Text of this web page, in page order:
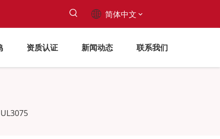
简体中文
资质认证 新闻动态 联系我们
UL3075